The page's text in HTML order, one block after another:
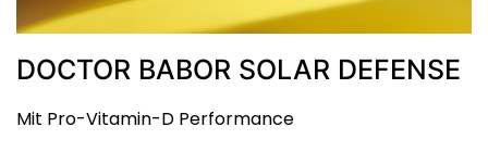
DOCTOR BABOR SOLAR DEFENSE
Mit Pro-Vitamin-D Performance